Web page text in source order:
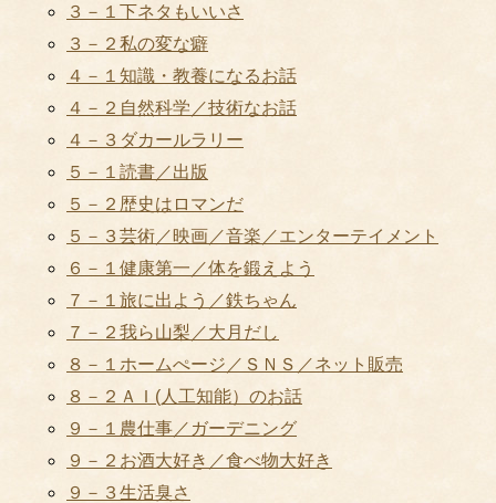
３－１下ネタもいいさ
３－２私の変な癖
４－１知識・教養になるお話
４－２自然科学／技術なお話
４－３ダカールラリー
５－１読書／出版
５－２歴史はロマンだ
５－３芸術／映画／音楽／エンターテイメント
６－１健康第一／体を鍛えよう
７－１旅に出よう／鉄ちゃん
７－２我ら山梨／大月だし
８－１ホームぺージ／ＳＮＳ／ネット販売
８－２ＡＩ(人工知能）のお話
９－１農仕事／ガーデニング
９－２お酒大好き／食べ物大好き
９－３生活臭さ